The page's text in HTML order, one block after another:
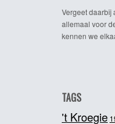
Vergeet daarbij
allemaal voor
kennen we
TAGS
't Kroegie